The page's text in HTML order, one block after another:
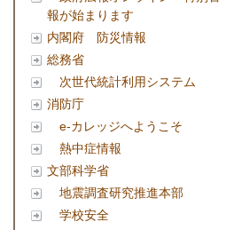
報が始まります
内閣府 防災情報
総務省
次世代統計利用システム
消防庁
e-カレッジへようこそ
熱中症情報
文部科学省
地震調査研究推進本部
学校安全